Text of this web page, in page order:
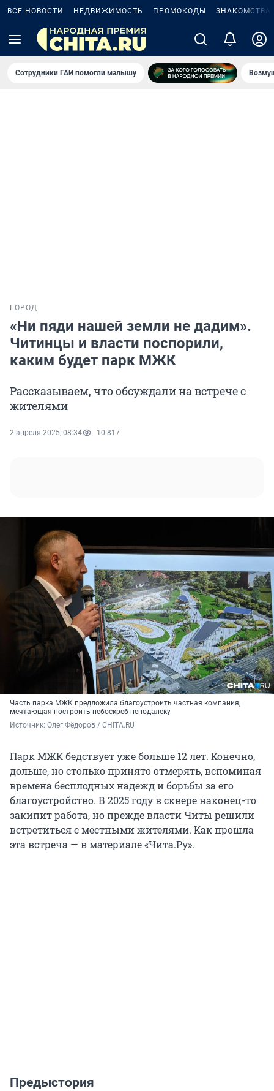
ВСЕ НОВОСТИ НЕДВИЖИМОСТЬ ПРОМОКОДЫ ЗНАКОМСТВА
Сотрудники ГАИ помогли малышу
ГОРОД
«Ни пяди нашей земли не дадим».
Читинцы и власти поспорили,
каким будет парк МЖК
Рассказываем, что обсуждали на встрече с
жителями
2 апреля 2025, 08:34 10 817
Часть парка МЖК предложила благоустроить частная компания,
мечтающая построить небоскреб неподалеку
Источник: Олег Фёдоров / CHITA.RU
Парк МЖК бедствует уже больше 12 лет. Конечно,
дольше, но столько принято отмерять, вспоминая
времена бесплодных надежд и борьбы за его
благоустройство. В 2025 году в сквере наконец-то
закипит работа, но прежде власти Читы решили
встретиться с местными жителями. Как прошла
эта встреча — в материале «Чита.Ру».
Предыстория